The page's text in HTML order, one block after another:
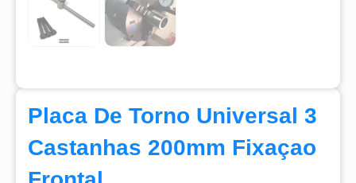
Placa De Torno Universal 3
Castanhas 200mm Fixaçao